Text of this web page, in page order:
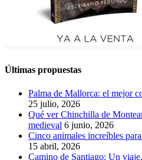
Últimas propuestas
Palma de Mallorca: el mejor
25 julio, 2026
Qué ver Chinchilla de
medieval 6 junio, 2026
Cinco animales increíbles
15 abril, 2026
Camino de Santiago: Un